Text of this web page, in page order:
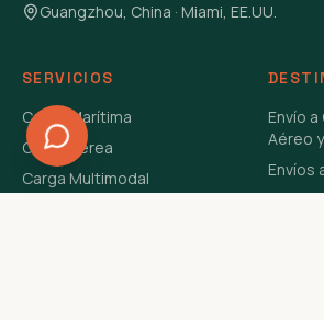
Guangzhou, China · Miami, EE.UU.
SERVICIOS
Carga Marítima
Carga Aérea
Carga Multimodal
Envío
Aéreo
Envíos